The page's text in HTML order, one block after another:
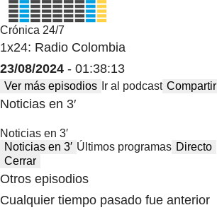
Crónica 24/7
1x24: Radio Colombia
23/08/2024 - 01:38:13
Ver más episodios Ir al podcast Compartir
Noticias en 3′
Noticias en 3′
Noticias en 3′ Últimos programas Directo
Cerrar
Otros episodios
Cualquier tiempo pasado fue anterior